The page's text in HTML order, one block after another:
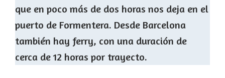
que en poco más de dos horas nos deja en el
puerto de Formentera. Desde Barcelona
también hay ferry, con una duración de
cerca de 12 horas por trayecto.